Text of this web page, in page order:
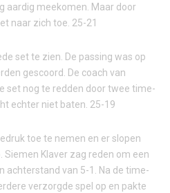
aardig meekomen. Maar door
naar zich toe. 25-21
set te zien. De passing was op
gescoord. De coach van
set nog te redden door twee time-
echter niet baten. 25-19
toe te nemen en er slopen
Siemen Klaver zag reden om een
achterstand van 5-1. Na de time-
verzorgde spel op en pakte